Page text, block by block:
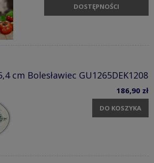
DOSTĘPNOŚCI
cm Bolesławiec GU1265DEK1208
186,90 zł
DO KOSZYKA